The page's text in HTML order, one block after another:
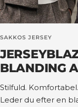
SAKKOS JERSEY
BLANDING
Stilfuld.
Leder du efter en